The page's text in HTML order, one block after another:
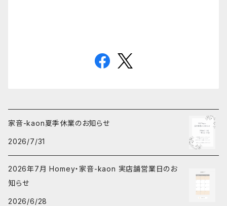
家音-kaon夏季休業のお知らせ
2026/7/31
2026年7月 Homey・家音-kaon 実店舗営業日のお
知らせ
2026/6/28